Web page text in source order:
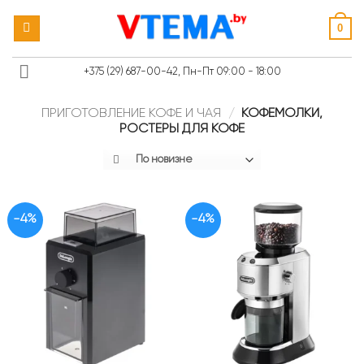
0
+375 (29) 687-00-42, Пн-Пт 09:00 - 18:00
ПРИГОТОВЛЕНИЕ КОФЕ И ЧАЯ /
КОФЕМОЛКИ,
РОСТЕРЫ ДЛЯ КОФЕ
-4% -4%